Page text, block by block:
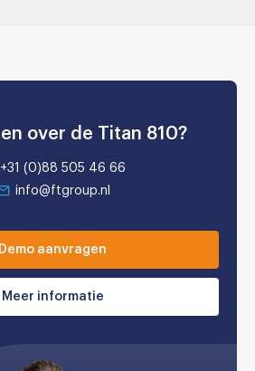
over de Titan 810?
+31 (0)88 505 46 66
info@ftgroup.nl
Demo aanvragen
Meer informatie